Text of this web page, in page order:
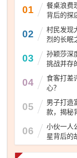
01
餐桌浪费
背后的探
02
村民发现
烈的长眠
03
孙颖莎深
挑战并存
04
食客打差
心？
05
男子打造
款，揭秘
06
小伙一人
星背后的